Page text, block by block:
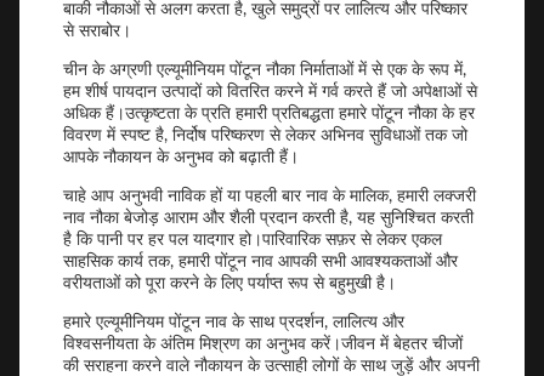
बाकी नौकाओं से अलग करता है, खुले समुद्रों पर लालित्य और परिष्कार
से सराबोर।
चीन के अग्रणी एल्यूमीनियम पोंटून नौका निर्माताओं में से एक के रूप में,
हम शीर्ष पायदान उत्पादों को वितरित करने में गर्व करते हैं जो अपेक्षाओं से
अधिक हैं।उत्कृष्टता के प्रति हमारी प्रतिबद्धता हमारे पोंटून नौका के हर
विवरण में स्पष्ट है, निर्दोष परिष्करण से लेकर अभिनव सुविधाओं तक जो
आपके नौकायन के अनुभव को बढ़ाती हैं।
चाहे आप अनुभवी नाविक हों या पहली बार नाव के मालिक, हमारी लक्जरी
नाव नौका बेजोड़ आराम और शैली प्रदान करती है, यह सुनिश्चित करती
है कि पानी पर हर पल यादगार हो।पारिवारिक सफ़र से लेकर एकल
साहसिक कार्य तक, हमारी पोंटून नाव आपकी सभी आवश्यकताओं और
वरीयताओं को पूरा करने के लिए पर्याप्त रूप से बहुमुखी है।
हमारे एल्यूमीनियम पोंटून नाव के साथ प्रदर्शन, लालित्य और
विश्वसनीयता के अंतिम मिश्रण का अनुभव करें।जीवन में बेहतर चीजों
की सराहना करने वाले नौकायन के उत्साही लोगों के साथ जुड़ें और अपनी